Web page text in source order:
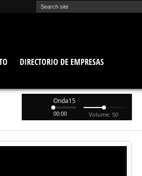
DIRECTORIO DE EMPRESAS
Onda15
00:00 Volume: 50